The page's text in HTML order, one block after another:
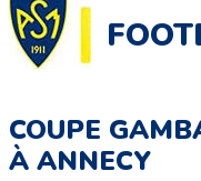
COUPE
À ANNECY